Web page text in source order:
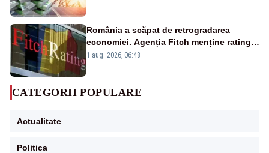
România a scăpat de retrogradarea
economiei. Agenția Fitch menține ratingul
„BBB-” cu perspectivă negativă
1 aug. 2026, 06:48
CATEGORII POPULARE
Actualitate
Politica